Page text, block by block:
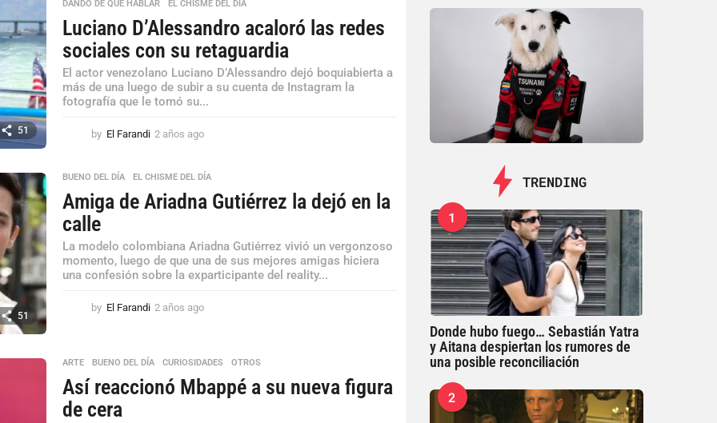
51
DANDO DE QUE HABLAR
,EL CHISME DEL DÍA
Luciano D’Alessandro acaloró las redes
sociales con su retaguardia
El actor venezolano Luciano D’Alessandro dejó boquiabierta a
más de una luego de subir a su cuenta de Instagram la
fotografía que le tomó su...
by El Farandi 2 años ago
o
a
51
BUENO DEL DÍA ,EL CHISME DEL DÍA
Amiga de Ariadna Gutiérrez la dejó en la
calle
La modelo colombiana Ariadna Gutiérrez vivió un vergonzoso
momento, luego de que una de sus mejores amigas hiciera
una confesión sobre la exparticipante del reality...
by El Farandi 2 años ago
s
a
ARTE ,BUENO DEL DÍA ,CURIOSIDADES ,OTROS
Así reaccionó Mbappé a su nueva figura
de cera
TRENDING
1
Donde hubo fuego… Sebastián Yatra
y Aitana despiertan los rumores de
una posible reconciliación
2